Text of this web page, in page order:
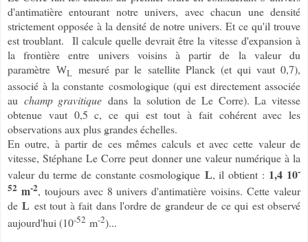
d'antimatière entourant notre univers, avec chacun une densité
strictement opposée à la densité de notre univers. Et ce qu'il trouve
est troublant. Il calcule quelle devrait être la vitesse d'expansion à
la frontière entre univers voisins à partir de la valeur du
paramètreWL mesuré par le satellite Planck (et qui vaut 0,7),
associé à la constante cosmologique (qui est directement associée
au champ gravitique dans la solution de Le Corre). La vitesse
obtenue vaut 0,5 c, ce qui est tout à fait cohérent avec les
observations aux plus grandes échelles.
En outre, à partir de ces mêmes calculs et avec cette valeur de
vitesse, Stéphane Le Corre peut donner une valeur numérique à la
valeur du terme de constante cosmologique L, il obtient : 1,4 10-
52 m-2, toujours avec 8 univers d'antimatière voisins. Cette valeur
deL est tout à fait dans l'ordre de grandeur de ce qui est observé
aujourd'hui (10-52 m-2)...